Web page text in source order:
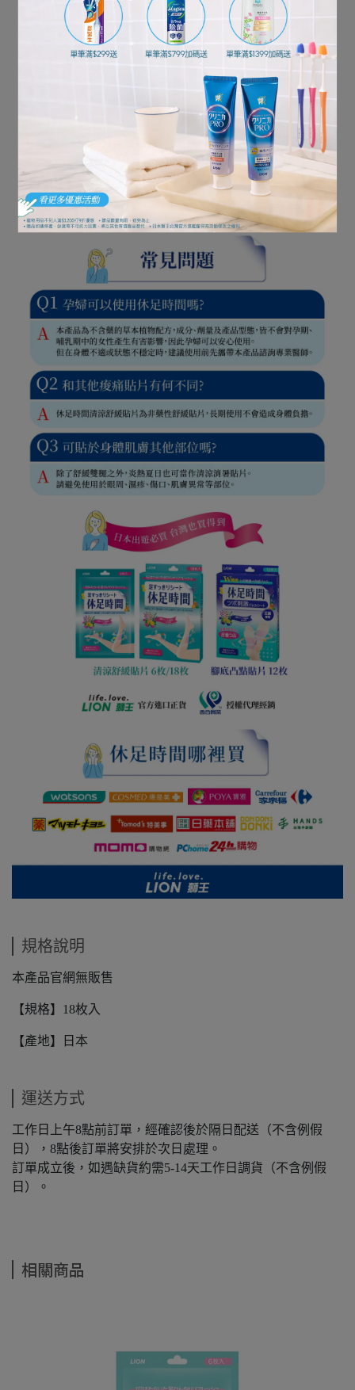
規格說明
本產品官網無販售
【規格】18枚入
【產地】日本
運送方式
工作日上午8點前訂單，經確認後於隔日配送（不含例假
日），8點後訂單將安排於次日處理。
訂單成立後，如遇缺貨約需5-14天工作日調貨（不含例假
日）。
相關商品